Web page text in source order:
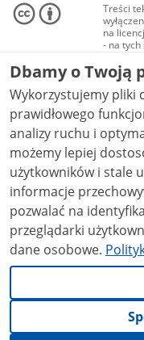
Treści
na
- na tych
audio i
Creative
NC-ND
Dbamy o Twoją
Wykorzystujemy pliki
prawidłowego
analizy ruchu i
możemy lepiej
użytkowników i stale
informacje
pozwalać na
przeglądarki
dane osobowe.